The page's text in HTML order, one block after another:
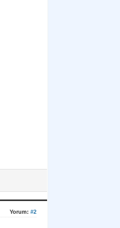
Yorum: #2